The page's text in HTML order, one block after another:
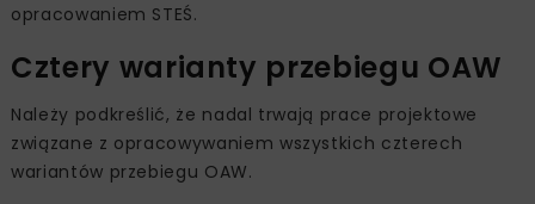
opracowaniem STEŚ.
Cztery warianty przebiegu OAW
Należy podkreślić, że nadal trwają prace projektowe
związane z opracowywaniem wszystkich czterech
wariantów przebiegu OAW.